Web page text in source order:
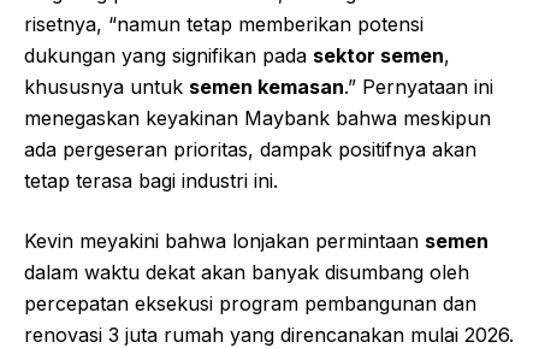
risetnya, “namun tetap memberikan potensi
dukungan yang signifikan pada sektor semen,
khususnya untuk semen kemasan.” Pernyataan ini
menegaskan keyakinan Maybank bahwa meskipun
ada pergeseran prioritas, dampak positifnya akan
tetap terasa bagi industri ini.
Kevin meyakini bahwa lonjakan permintaan semen
dalam waktu dekat akan banyak disumbang oleh
percepatan eksekusi program pembangunan dan
renovasi 3 juta rumah yang direncanakan mulai 2026.